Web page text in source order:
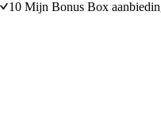
10 Mijn Bonus Box